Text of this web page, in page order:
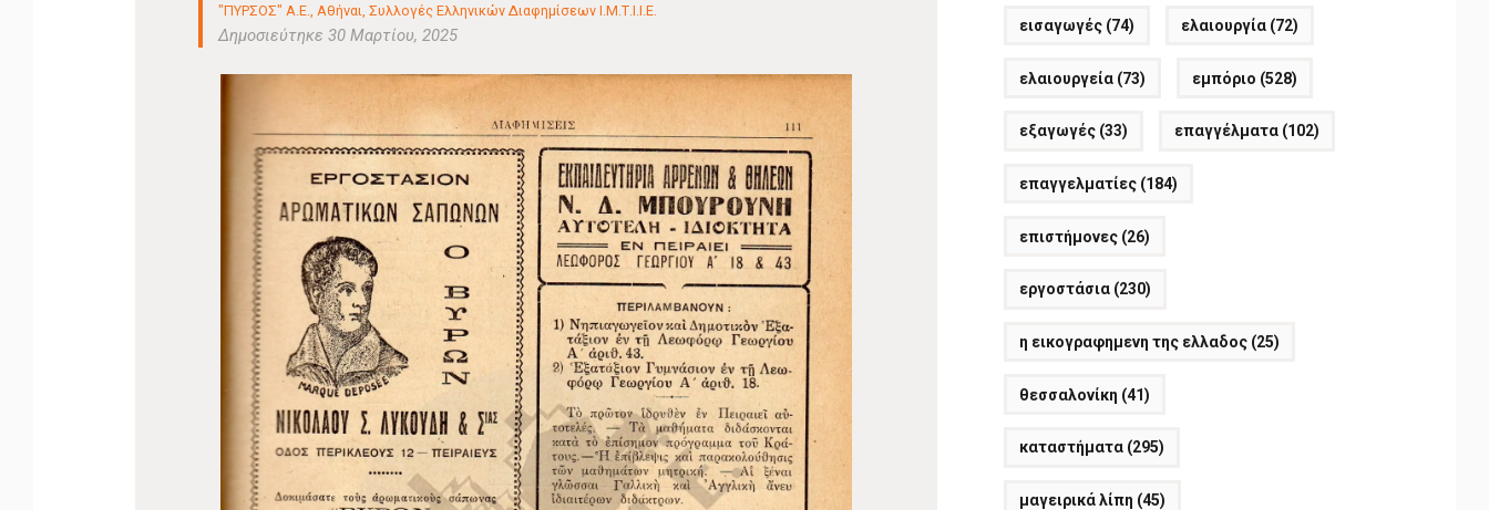
"ΠΥΡΣΟΣ" Α.Ε., Αθήναι ,Συλλογές Ελληνικών Διαφημίσεων Ι.Μ.Τ.Ι.Ι.Ε.
Δημοσιεύτηκε 30 Μαρτίου, 2025 εισαγωγές (74) ελαιουργία (72)
ελαιουργεία (73) εμπόριο (528)
εξαγωγές (33) επαγγέλματα (102)
επαγγελματίες (184)
επιστήμονες (26)
εργοστάσια (230)
η εικογραφημενη της ελλαδος (25)
θεσσαλονίκη (41)
καταστήματα (295)
μαγειρικά λίπη (45)